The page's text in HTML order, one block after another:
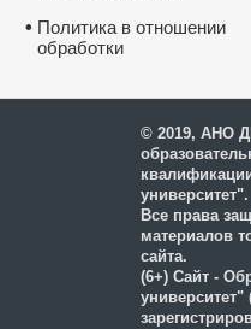
• Политика в отношении
обработки
© 2019, АНО
университет".
Все права
материалов
сайта.
(6+) Сайт -